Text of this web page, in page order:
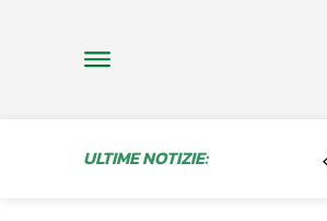
ULTIME NOTIZIE: